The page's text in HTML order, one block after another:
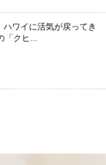
ハワイに活気が戻ってき
クヒ...